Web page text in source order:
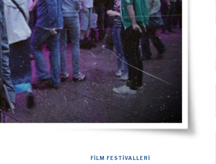
FILM FESTIVALLERI